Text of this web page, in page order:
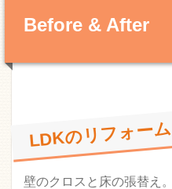
Before & After
LDKのリフォーム
壁のクロスと床の張替え。